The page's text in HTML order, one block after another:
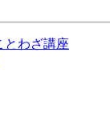
とわざ講座